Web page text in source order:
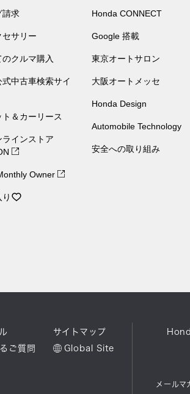
請求
サリー
クルマ購入
中古車検索サイ
ト＆カーリース
ラインストア
Owner
Honda CONNECT
Google 搭載
東京オートサロン
大阪オートメッセ
Honda Design
Automobile Technology
安全への取り組み
ご質問
サイトマップ
Global Site
メールマ